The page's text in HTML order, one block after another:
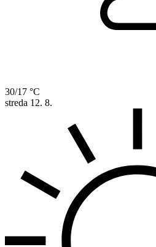
30/17 °C
streda 12. 8.